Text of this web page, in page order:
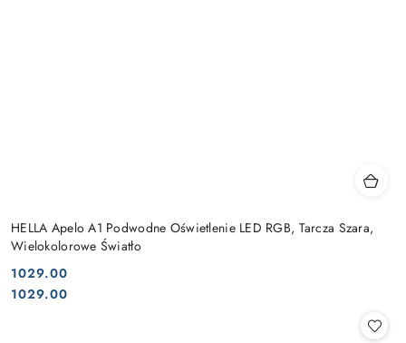
HELLA Apelo A1 Podwodne Oświetlenie LED RGB, Tarcza Szara,
Wielokolorowe Światło
Cena:
1029.00
Cena:
1029.00